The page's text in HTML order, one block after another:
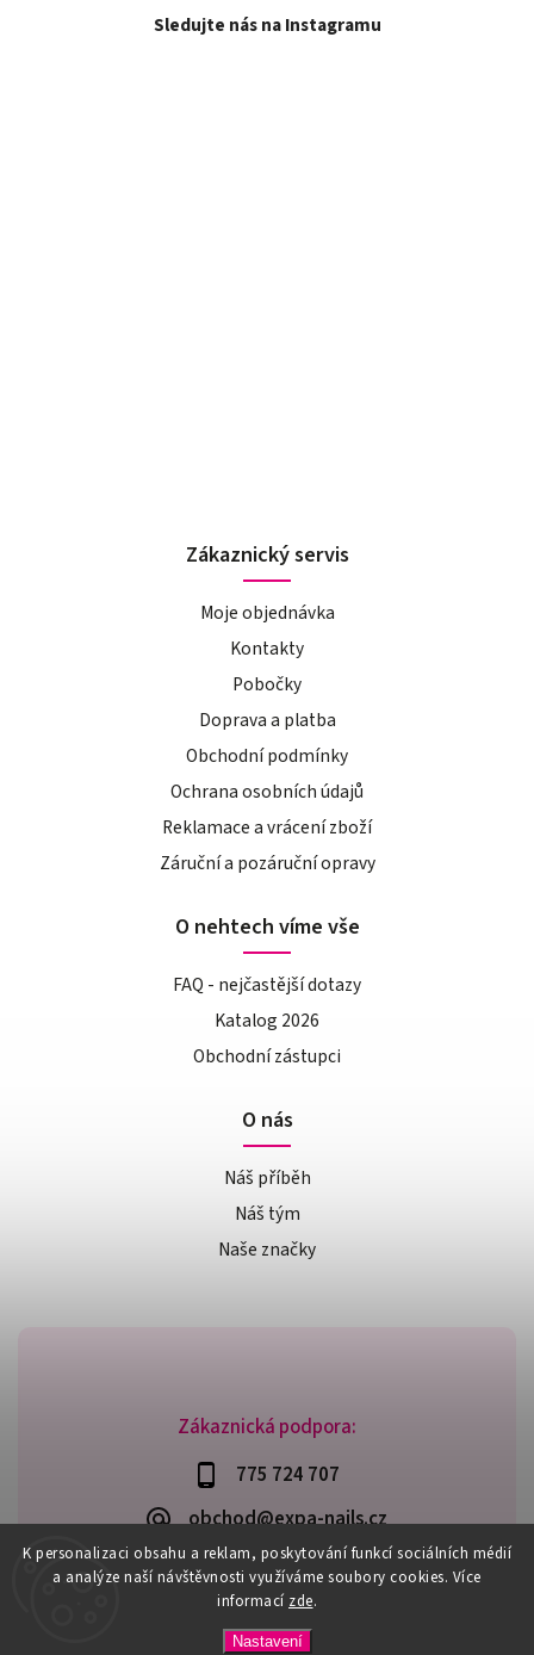
K personalizaci obsahu a reklam, poskytování funkcí sociálních médií
a analýze naší návštěvnosti využíváme soubory cookies. Více
informací zde.
Nastavení
Zákaznická podpora:
775 724 707
obchod@expa-nails.cz
Sledujte nás na Instagramu
Zákaznický servis
Moje objednávka
Kontakty
Pobočky
Doprava a platba
Obchodní podmínky
Ochrana osobních údajů
Reklamace a vrácení zboží
Záruční a pozáruční opravy
O nehtech víme vše
FAQ - nejčastější dotazy
Katalog 2026
Obchodní zástupci
O nás
Náš příběh
Náš tým
Naše značky
Expanails.cz. Všechna práva vyhrazena.